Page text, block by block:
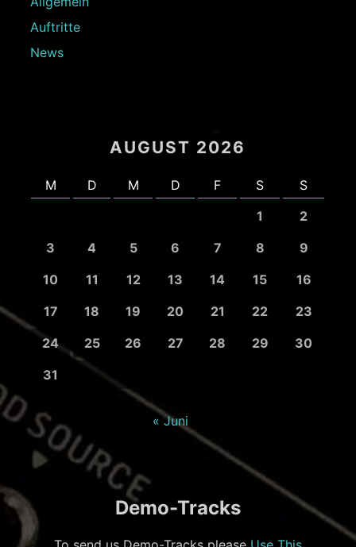
Auftritte
News
AUGUST 2026
M D M D F S
S
1
2
3
4 5 6 7 8
9
10
11 12 13 14 15
16
17
18 19 20 21 22
23
24
25 26 27 28 29
30
31
« Juni
Demo-Tracks